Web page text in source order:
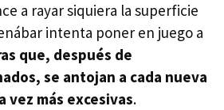
a rayar siquiera la superficie
intenta poner en juego a
que, después de
se antojan a cada nueva
vez más excesivas.